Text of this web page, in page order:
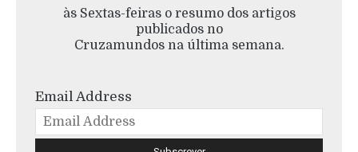
às Sextas-feiras o resumo dos artigos
publicados no
Cruzamundos na última semana.
Email Address